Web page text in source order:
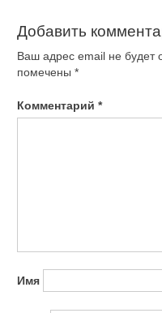
Добавить
Ваш адрес email не будет
помечены *
Комментарий *
Имя